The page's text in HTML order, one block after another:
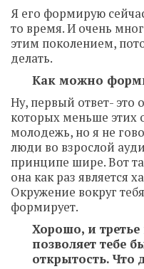
Я его формирую
то время. И очень
этим поколением,
делать.
Как можно
Ну, первый ответ- это
которых меньше этих
молодежь, но я не
люди во взрослой
принципе шире. Вот
она как раз является
Окружение вокруг
формирует.
Хорошо, и третье
позволяет тебе
открытость. Что